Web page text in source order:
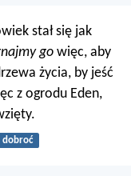
stał się jak
go więc, aby
życia, by jeść
z ogrodu Eden,
dobroć